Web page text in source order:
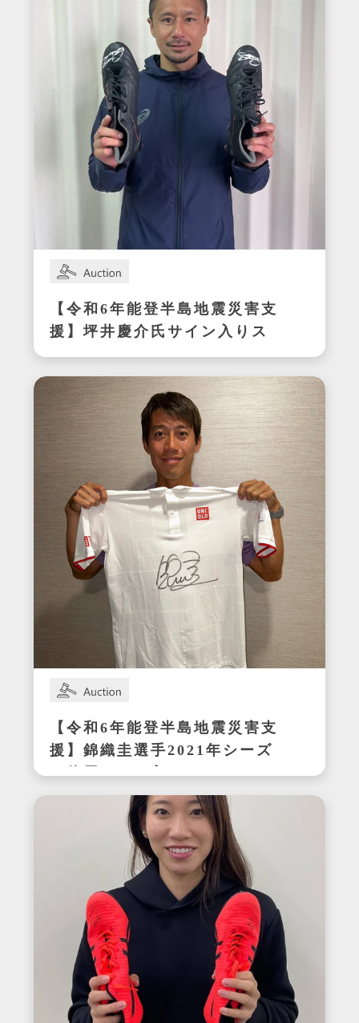
【令和6年能登半島地震災害支
援】坪井慶介氏サイン入りス
パイク
【令和6年能登半島地震災害支
援】錦織圭選手2021年シーズ
ン使用サイン入りウェア